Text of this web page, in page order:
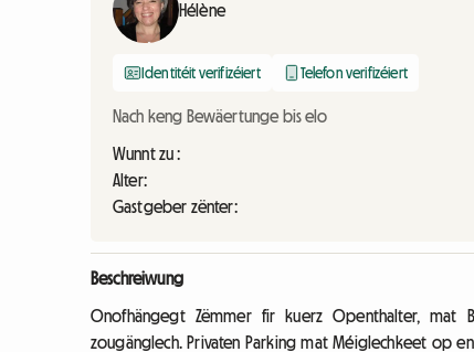
Hélène
Identitéit verifizéiert Telefon verifizéiert
Nach keng Bewäertunge bis elo
Wunnt zu :
Alter:
Gastgeber zënter:
Beschreiwung
Onofhängegt Zëmmer fir kuerz Openthalter, mat
zougänglech. Privaten Parking mat Méiglechkeet op